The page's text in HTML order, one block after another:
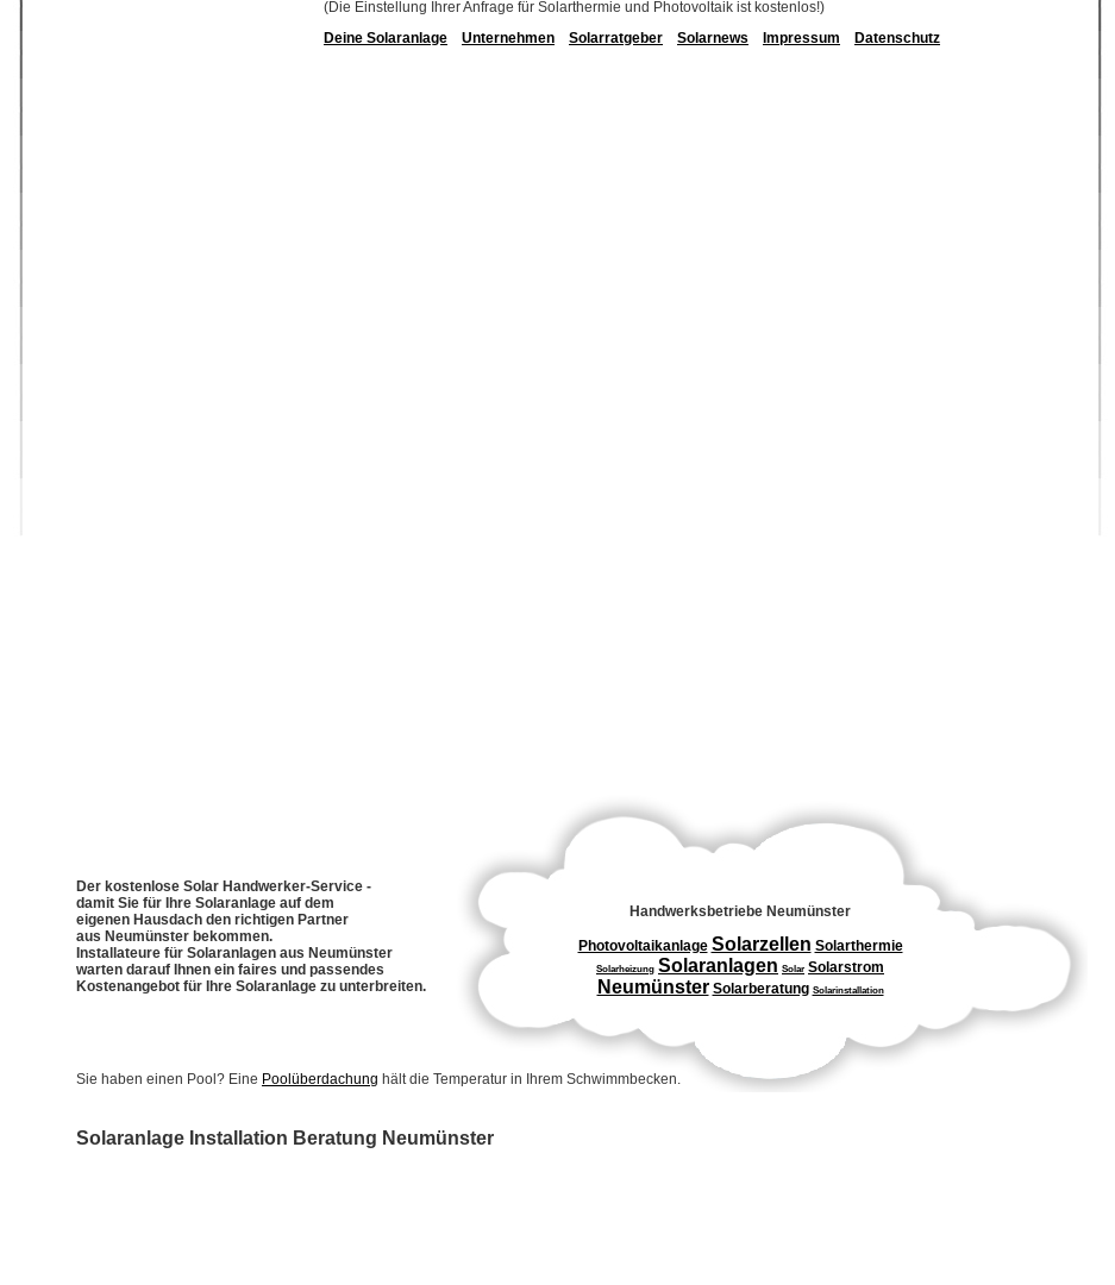
(Die Einstellung Ihrer Anfrage für Solarthermie und Photovoltaik ist kostenlos!)
Deine Solaranlage
Unternehmen Solarratgeber Solarnews Impressum Datenschutz
Der kostenlose Solar Handwerker-Service -
damit Sie für Ihre Solaranlage auf dem
eigenen Hausdach den richtigen Partner
aus Neumünster bekommen.
Installateure für Solaranlagen aus Neumünster
warten darauf Ihnen ein faires und passendes
Kostenangebot für Ihre Solaranlage zu unterbreiten.
Handwerksbetriebe Neumünster
Photovoltaikanlage Solarzellen Solarthermie
Solarheizung Solaranlagen Solar Solarstrom
Neumünster Solarberatung Solarinstallation
Sie haben einen Pool? Eine Poolüberdachung hält die Temperatur in Ihrem Schwimmbecken.
Solaranlage Installation Beratung Neumünster